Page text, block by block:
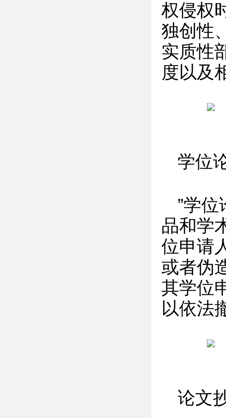
权侵权
独创性
实质性
度以及
学位
”学
品和学
位申请
或者伪
其学位
以依法
论文